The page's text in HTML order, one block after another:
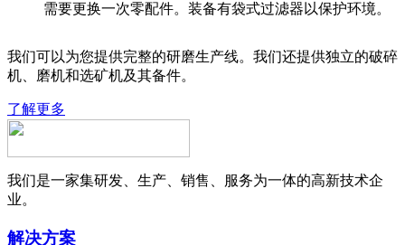
需要更换一次零配件。装备有袋式过滤器以保护环境。
我们可以为您提供完整的研磨生产线。我们还提供独立的破碎
机、磨机和选矿机及其备件。
了解更多
我们是一家集研发、生产、销售、服务为一体的高新技术企
业。
解决方案